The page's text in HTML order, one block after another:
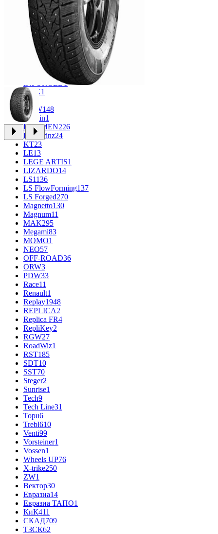
CROSS_STREET31
Eurodisk1
FF33
FR REPLICA 1
GR
Grizzly3
iFree965
iFree Original
49
INFORGED1
K&K1
K7
KDW148
Keskin1
KHOMEN226
Kronprinz24
KT23
LE13
LEGE ARTIS1
LIZARDO14
LS1136
LS FlowForming137
LS Forged270
Magnetto130
Magnum11
MAK295
Megami83
MOMO1
NEO57
OFF-ROAD36
ORW3
PDW33
Race11
Renault1
Replay1948
REPLICA2
Replica FR4
RepliKey2
RGW27
RoadWiz1
RST185
SDT10
SST70
Steger2
Sunrise1
Tech9
Tech Line31
Topu6
Trebl610
Venti99
Vorsteiner1
Vossen1
Wheels UP76
X-trike250
ZW1
Вектор30
Евразиа14
Евразиа ТАПО1
КиК411
СКАД709
ТЗСК62